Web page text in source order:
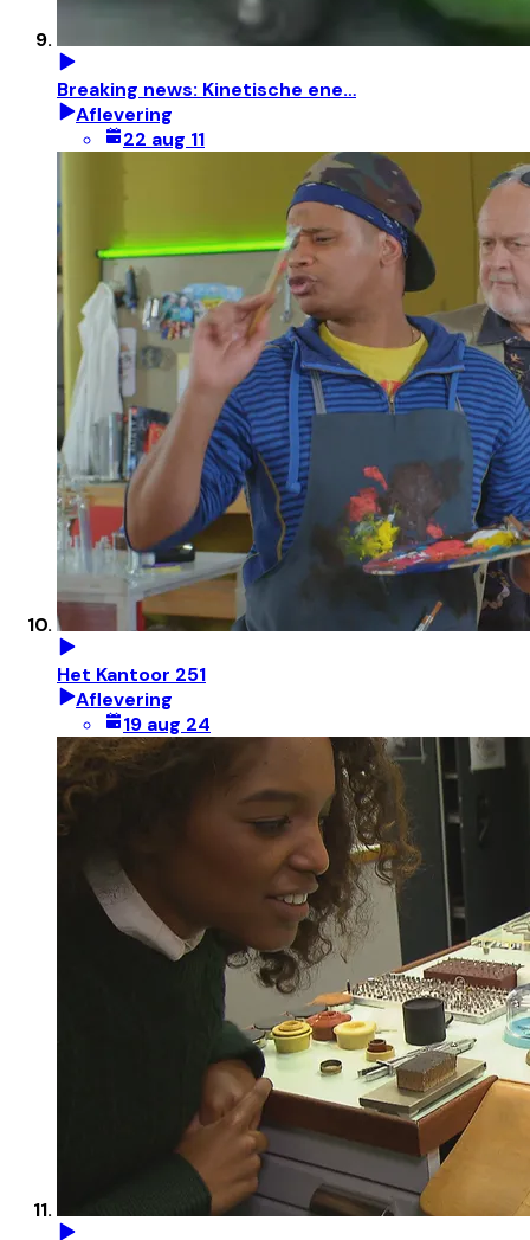
Breaking news: Kinetische ene…
Aflevering
22 aug 11
Het Kantoor 251
Aflevering
19 aug 24